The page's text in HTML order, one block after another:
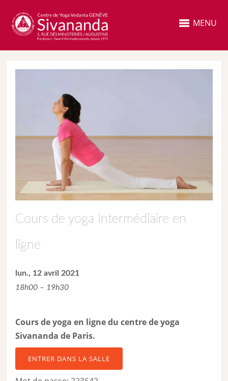
MENU
Cours de yoga Intermédiaire en
ligne
lun., 12 avril 2021
18h00 – 19h30
Cours de yoga en ligne du centre de yoga
Sivananda de Paris.
ENTRER DANS LA SALLE